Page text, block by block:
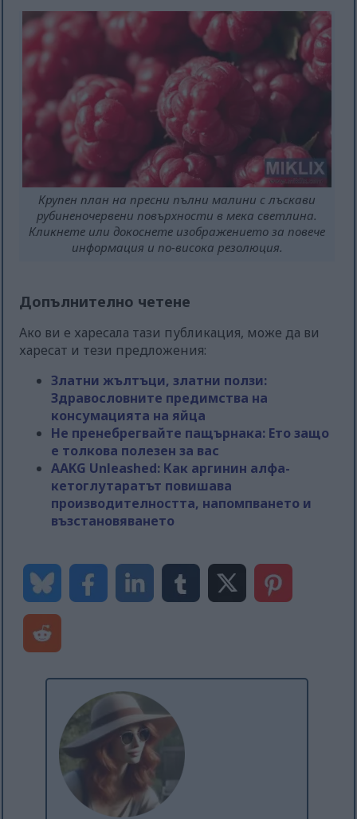
Крупен план на пресни пълни малини с лъскави
рубиненочервени повърхности в мека светлина.
Кликнете или докоснете изображението за повече
информация и по-висока резолюция.
Допълнително четене
Ако ви е харесала тази публикация, може да ви
харесат и тези предложения:
Златни жълтъци, златни ползи:
Здравословните предимства на
консумацията на яйца
Не пренебрегвайте пащърнака: Ето защо
е толкова полезен за вас
AAKG Unleashed: Как аргинин алфа-
кетоглутаратът повишава
производителността, напомпването и
възстановяването